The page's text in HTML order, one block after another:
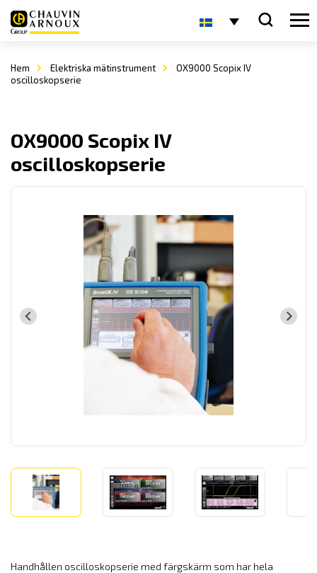
Hem Elektriska mätinstrument
OX9000 Scopix IV
oscilloskopserie
OX9000 Scopix IV
oscilloskopserie
Handhållen oscilloskopserie med färgskärm som har hela